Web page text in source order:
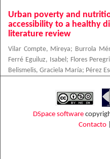
Urban poverty and
accessibility to a healthy
literature review
Vilar Compte, Mireya; Burrola
Ferré Eguiluz, Isabel ; Flores
Belismelis, Graciela María; Pérez
DSpace software
Contacto|